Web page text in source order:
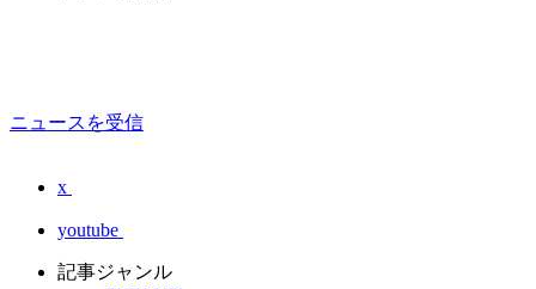
ニュースを受信
x
youtube
記事ジャンル